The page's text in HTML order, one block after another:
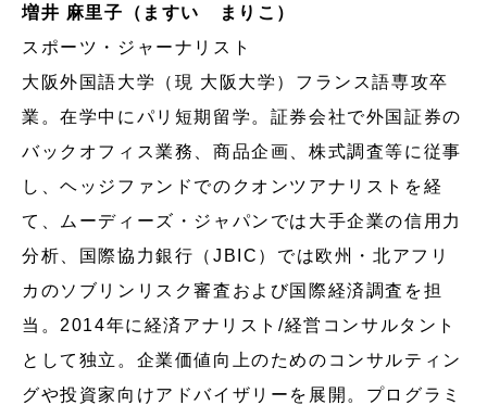
増井 麻里子（ますい まりこ）
スポーツ・ジャーナリスト
大阪外国語大学（現 大阪大学）フランス語専攻卒
業。在学中にパリ短期留学。証券会社で外国証券の
バックオフィス業務、商品企画、株式調査等に従事
し、ヘッジファンドでのクオンツアナリストを経
て、ムーディーズ・ジャパンでは大手企業の信用力
分析、国際協力銀行（JBIC）では欧州・北アフリ
カのソブリンリスク審査および国際経済調査を担
当。2014年に経済アナリスト/経営コンサルタント
として独立。企業価値向上のためのコンサルティン
グや投資家向けアドバイザリーを展開。プログラミ